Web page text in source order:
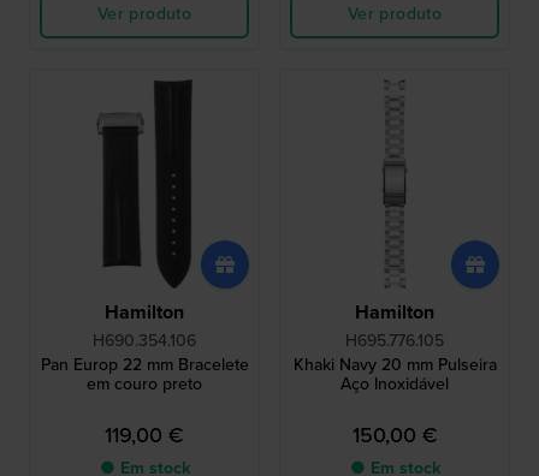
Ver produto
Ver produto
Hamilton
H690.354.106
Pan Europ 22 mm Bracelete
em couro preto
119,00 €
● Em stock
Hamilton
H695.776.105
Khaki Navy 20 mm Pulseira
Aço Inoxidável
150,00 €
● Em stock